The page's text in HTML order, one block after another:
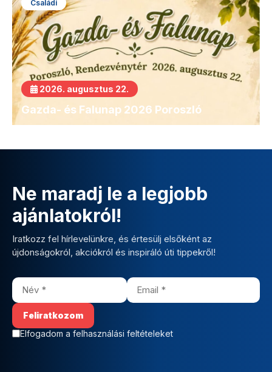
Családi
2026. augusztus 22.
Gazda- és Falunap 2026 Poroszló
Ne maradj le a legjobb
ajánlatokról!
Iratkozz fel hírlevelünkre, és értesülj elsőként az
újdonságokról, akciókról és inspiráló úti tippekről!
Elfogadom a felhasználási feltételeket